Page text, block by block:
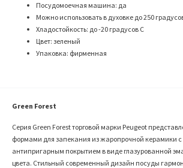
Посудомоечная машина: да
Можно использовать в духовке до 250
Хладостойкость: до -20 градусов С
Цвет: зеленый
Упаковка: фирменная
Green Forest
Серия Green Forest торговой марки Peugeot
формами для запекания из жаропрочной керамики с
антипригарным покрытием в виде глазурованной
цвета. Стильный современный дизайн посуды